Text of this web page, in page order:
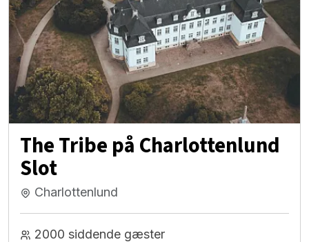
The Tribe på Charlottenlund
Slot
Charlottenlund
2000 siddende gæster